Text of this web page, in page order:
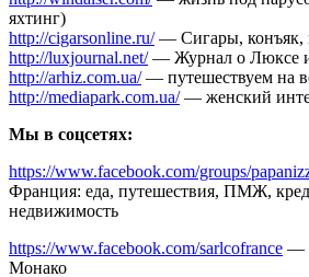
яхтинг)
http://cigarsonline.ru/— Сигары, конъяк,
http://luxjournal.net/— Журнал о Люксе и
http://arhiz.com.ua/— путешествуем на
http://mediapark.com.ua/— женский
Мы в соцсетях:
https://www.facebook.com/groups/
Франция: еда, путешествия, ПМЖ,
недвижимость
https://www.facebook.com/sarlcofrance —
Монако